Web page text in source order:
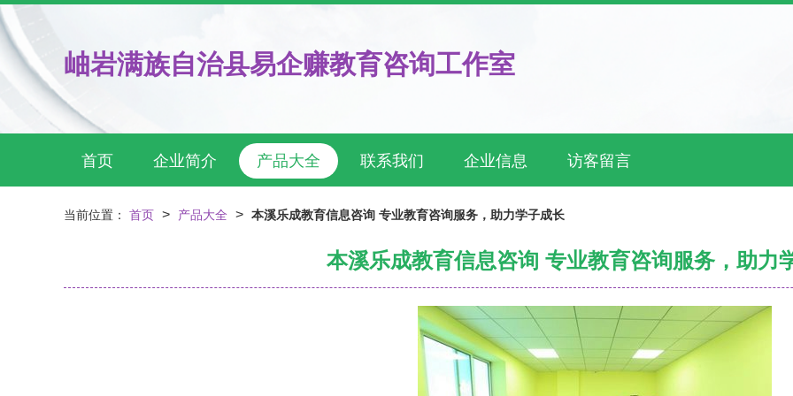
岫岩满族自治县易企赚教育咨询工作室
首页 企业简介 产品大全 联系我们 企业信息 访客留言
当前位置： 首页 > 产品大全 > 本溪乐成教育信息咨询 专业教育咨询服务，助力学子成长
本溪乐成教育信息咨询 专业教育咨询服务，助力